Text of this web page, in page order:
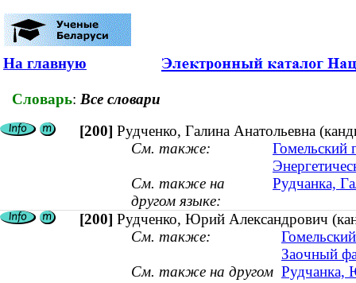
На главную
Словарь: Все словари
[200] Рудченко, Галина Анатольевна
См. также:
Гомельский
См. также на
другом языке:
Рудчанка,
[200] Рудченко, Юрий Александрович
См. также:
Заочный
См. также на другом Рудчанка,